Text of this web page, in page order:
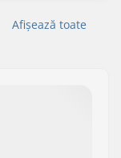
Afișează toate